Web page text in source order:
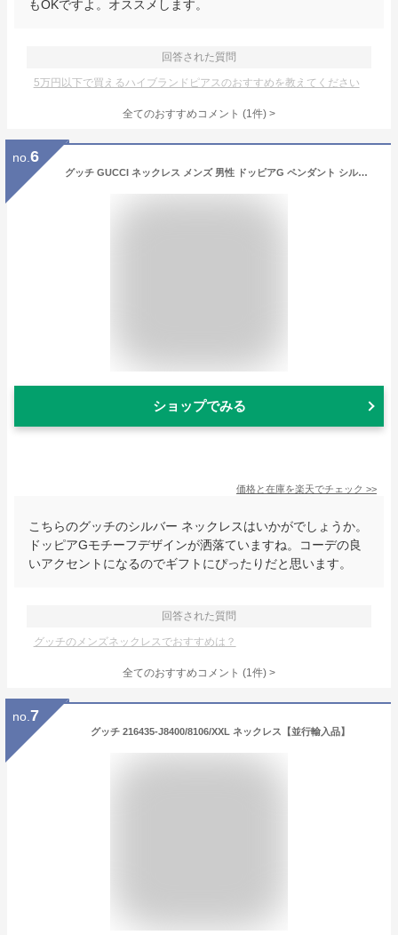
もOKですよ。オススメします。
回答された質問
5万円以下で買えるハイブランドピアスのおすすめを教えてください
全てのおすすめコメント (1件) >
no. 6
グッチ GUCCI ネックレス メンズ 男性 ドッピアG ペンダント シルバー 高級感 アクセサリー ブランド ギフト プレゼント 贈り物 誕生日 記念日 147749 J8400 8106【最大6000円クーポン 2/16 10:59迄】
ショップでみる
価格と在庫を楽天でチェック >>
こちらのグッチのシルバー ネックレスはいかがでしょうか。
ドッピアGモチーフデザインが洒落ていますね。コーデの良
いアクセントになるのでギフトにぴったりだと思います。
回答された質問
グッチのメンズネックレスでおすすめは？
全てのおすすめコメント (1件) >
no. 7
グッチ 216435-J8400/8106/XXL ネックレス【並行輸入品】